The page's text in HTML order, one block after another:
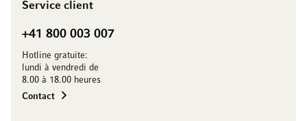
Service client
+41 800 003 007
Hotline gratuite:
lundi à vendredi de
8.00 à 18.00 heures
Contact